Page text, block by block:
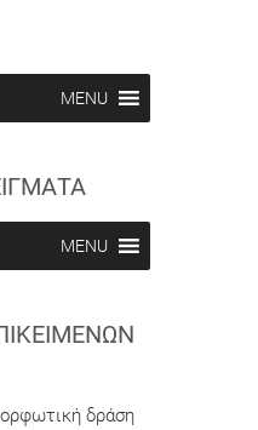
MENU
MENU
δράση